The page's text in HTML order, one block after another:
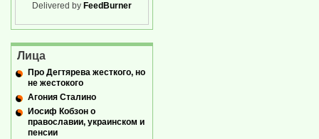
Delivered by FeedBurner
Лица
Про Дегтярева жесткого, но
не жестокого
Агония Сталино
Иосиф Кобзон о
православии, украинском и
пенсии